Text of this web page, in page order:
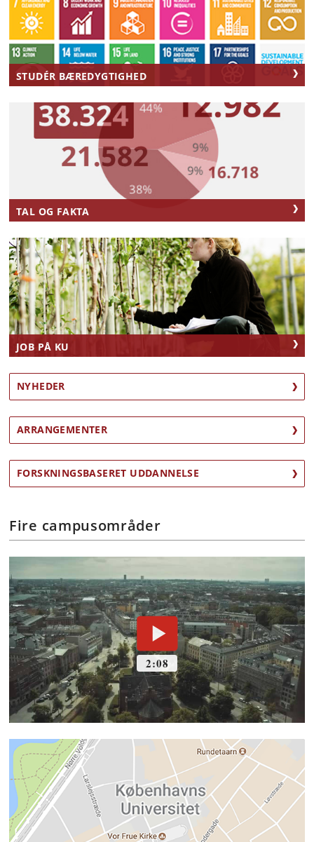
STUDÉR BÆREDYGTIGHED
TAL OG FAKTA
JOB PÅ KU
NYHEDER
ARRANGEMENTER
FORSKNINGSBASERET UDDANNELSE
Fire campusområder